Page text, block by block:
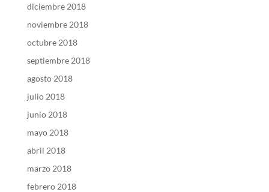
diciembre 2018
noviembre 2018
octubre 2018
septiembre 2018
agosto 2018
julio 2018
junio 2018
mayo 2018
abril 2018
marzo 2018
febrero 2018